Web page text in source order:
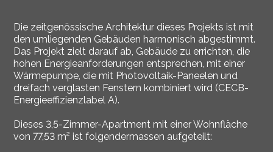
Die zeitgenössische Architektur dieses Projekts ist mit
den umliegenden Gebäuden harmonisch abgestimmt.
Das Projekt zielt darauf ab, Gebäude zu errichten, die
hohen Energieanforderungen entsprechen, mit einer
Wärmepumpe, die mit Photovoltaik-Paneelen und
dreifach verglasten Fenstern kombiniert wird (CECB-
Energieeffizienzlabel A).
Dieses 3,5-Zimmer-Apartment mit einer Wohnfläche
von 77,53 m² ist folgendermassen aufgeteilt: